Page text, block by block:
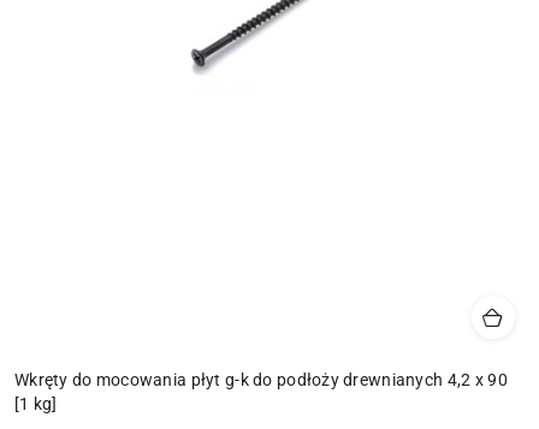
Wkręty do mocowania płyt g-k do podłoży drewnianych 4,2 x 90
[1 kg]